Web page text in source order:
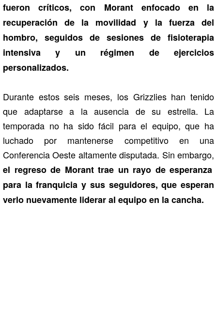
fueron críticos, con Morant enfocado en la
recuperación de la movilidad y la fuerza del
hombro, seguidos de sesiones de fisioterapia
intensiva y un régimen de ejercicios
personalizados.
Durante estos seis meses, los Grizzlies han tenido
que adaptarse a la ausencia de su estrella. La
temporada no ha sido fácil para el equipo, que ha
luchado por mantenerse competitivo en una
Conferencia Oeste altamente disputada. Sin embargo,
el regreso de Morant trae un rayo de esperanza
para la franquicia y sus seguidores, que esperan
verlo nuevamente liderar al equipo en la cancha.